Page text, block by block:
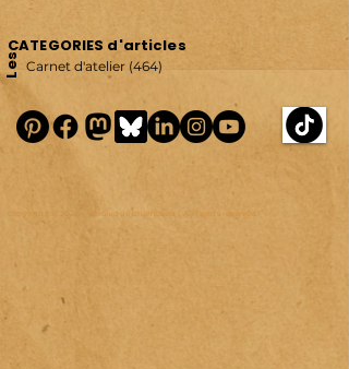
Carnet d'atelier (464) 464 posts
Les
CATEGORIES d'articles
copyright © 2022 | véronique chambeau | All rights reserved